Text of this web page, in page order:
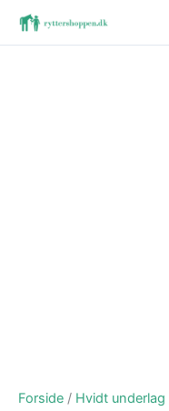
Forside / Hvidt underlag